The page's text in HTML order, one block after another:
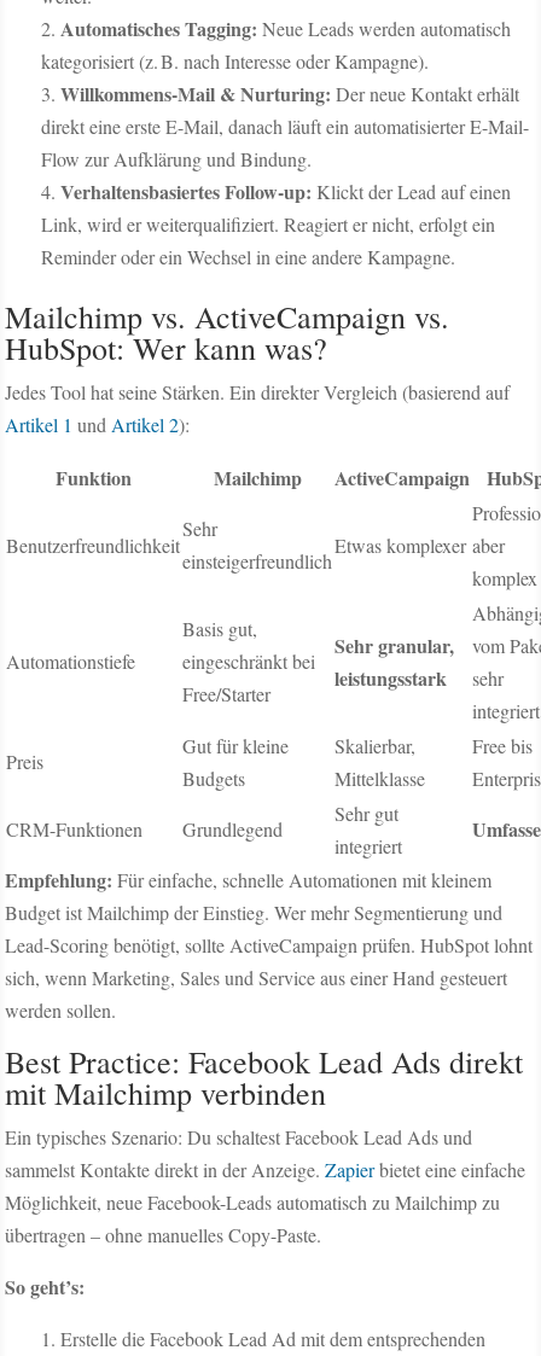
Automatisches Tagging: Neue Leads werden automatisch
kategorisiert (z. B. nach Interesse oder Kampagne).
Willkommens-Mail & Nurturing: Der neue Kontakt erhält
direkt eine erste E-Mail, danach läuft ein automatisierter E-Mail-
Flow zur Aufklärung und Bindung.
Verhaltensbasiertes Follow-up: Klickt der Lead auf einen
Link, wird er weiterqualifiziert. Reagiert er nicht, erfolgt ein
Reminder oder ein Wechsel in eine andere Kampagne.
Mailchimp vs. ActiveCampaign vs.
HubSpot: Wer kann was?
Jedes Tool hat seine Stärken. Ein direkter Vergleich (basierend auf
Artikel 1 und Artikel 2):
Funktion Mailchimp ActiveCampaign
Benutzerfreundlichkeit
Sehr
einsteigerfreundlich
Etwas komplexer aber
komplex
Automationstiefe
Basis gut,
eingeschränkt bei
Free/Starter
Sehr granular,
leistungsstark
vom
sehr
integriert
Preis
Gut für kleine
Budgets
Skalierbar,
Mittelklasse
Free bis
CRM-Funktionen
Grundlegend
Sehr gut
integriert
Empfehlung: Für einfache, schnelle Automationen mit kleinem
Budget ist Mailchimp der Einstieg. Wer mehr Segmentierung und
Lead-Scoring benötigt, sollte ActiveCampaign prüfen. HubSpot lohnt
sich, wenn Marketing, Sales und Service aus einer Hand gesteuert
werden sollen.
Best Practice: Facebook Lead Ads direkt
mit Mailchimp verbinden
Ein typisches Szenario: Du schaltest Facebook Lead Ads und
sammelst Kontakte direkt in der Anzeige.Zapierbietet eine einfache
Möglichkeit, neue Facebook-Leads automatisch zu Mailchimp zu
übertragen – ohne manuelles Copy-Paste.
So geht’s:
Erstelle die Facebook Lead Ad mit dem entsprechenden